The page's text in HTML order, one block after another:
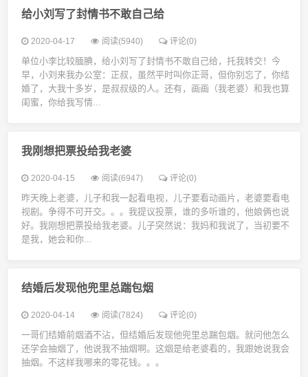
给小刘写了封情书不敢自己给
2020-04-17 阅读(5940) 评论(0)
单位小李比较腼腆，给小刘写了封情书不敢自己给，托我转交！今
早，小刘来我办公室：正叔，虽然平时叫你正哥，但你别忘了，你结
婚了，大我十多岁，是叔叔级的人。还有，画画（我老婆）和我也算
闺蜜，你给我写情...
我刚想把票投给我老婆
2020-04-15 阅读(6947) 评论(0)
昨天晚上老婆，儿子和我一起看电视，儿子要看动画片，老婆要看电
视剧。争得不可开交。。。我提议投票，谁的多听谁的，他娘俩也说
好。我刚想把票投给我老婆。儿子突然说：我妈和我说了，当初要不
是我，她会和你...
结婚后发现他兜里总踹包烟
2020-04-14 阅读(7824) 评论(0)
一哥们结婚前烟酒不沾，但结婚后发现他兜里总踹包烟。就问他怎么
还学会抽烟了，他说我不抽烟啊。这烟是给老婆看的，我跟她说我会
抽烟。不这样我哪来的零花钱。。。